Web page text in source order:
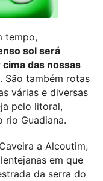
tempo,
sol será
das nossas
. São também rotas
várias e diversas
pelo litoral,
rio Guadiana.
a Alcoutim,
em que
da serra do